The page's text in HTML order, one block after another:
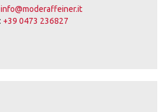
info@moderaffeiner.it
+39 0473 236827